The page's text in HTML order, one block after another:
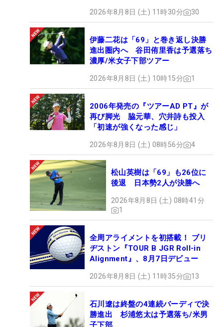
2026年8月8日 (土) 11時30分 30
伊藤二花は「69」と巻き返し決勝
進出圏内へ 谷田侑里香は予選落ち
濃厚/米女子下部ツアー
2026年8月8日 (土) 10時15分 1
2006年発売の『ツアーAD PT』が
再び脚光 脇元華、穴井詩も投入
「初速が強くなった感じ」
2026年8月8日 (土) 08時56分 4
松山英樹は「69」も26位に
後退 日本勢2人が決勝へ
2026年8月8日 (土) 08時41分
1
全周アライメントを初搭載！ ブリ
ヂストン『TOUR B JGR Roll-in
Alignment』、8月7日デビュー
2026年8月8日 (土) 11時35分 13
石川遼は終盤の4連続バーディで決
勝進出 杉浦悠太は予選落ち/米男
子下部